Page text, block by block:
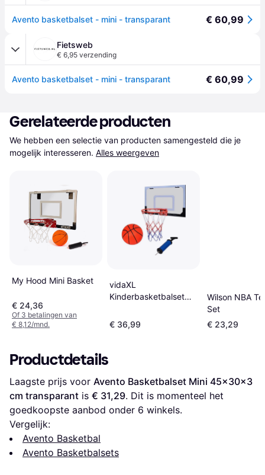
Avento basketbalset - mini - transparant € 60,99
Fietsweb
€ 6,95 verzending
Avento basketbalset - mini - transparant € 60,99
Gerelateerde producten
We hebben een selectie van producten samengesteld die je
mogelijk interesseren. Alles weergeven
My Hood Mini Basket
€ 24,36
Of 3 betalingen van
€ 8,12/mnd.
vidaXL
Kinderbasketbalset
€ 36,99
Wilson NBA
Set
€ 23,29
Productdetails
Laagste prijs voor Avento Basketbalset Mini 45x30x3
cm transparant is € 31,29. Dit is momenteel het
goedkoopste aanbod onder 6 winkels.
Vergelijk:
Avento Basketbal
Avento Basketbalsets